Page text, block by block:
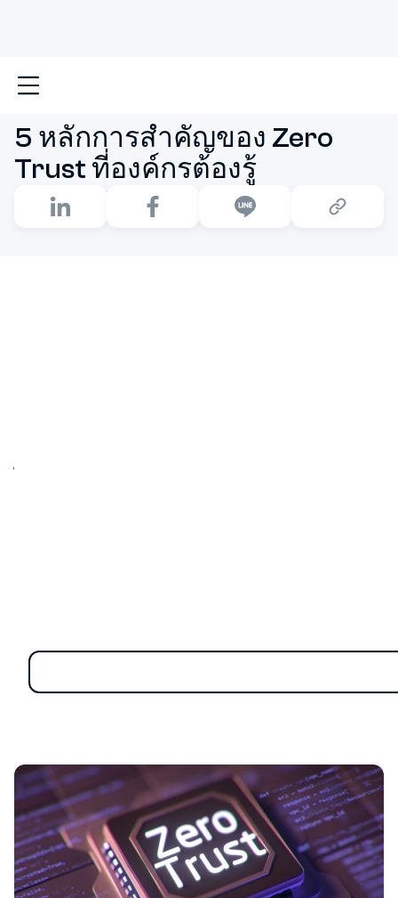
หน้าหลัก
5 หลักการสำคัญของ Zero
Trust ที่องค์กรต้องรู้
มาทำความเข้าใจกับ 5 หลัก
การสำคัญของ Zero Trust